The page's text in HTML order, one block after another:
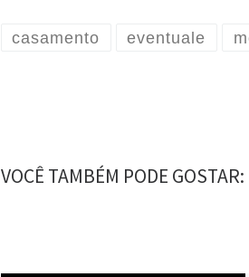
casamento eventuale
VOCÊ TAMBÉM PODE GOSTAR: